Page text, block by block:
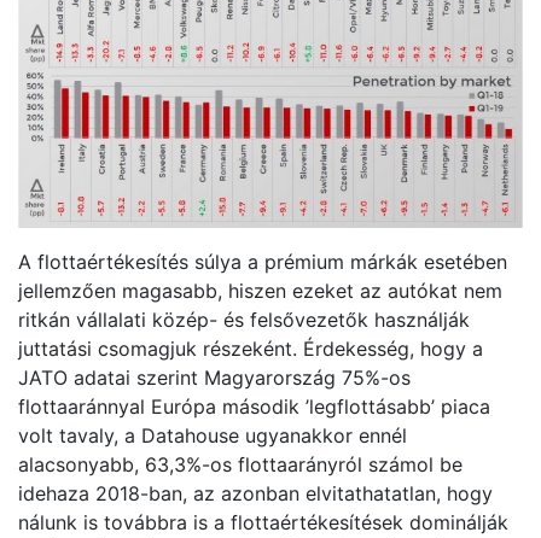
A flottaértékesítés súlya a prémium márkák esetében
jellemzően magasabb, hiszen ezeket az autókat nem
ritkán vállalati közép- és felsővezetők használják
juttatási csomagjuk részeként. Érdekesség, hogy a
JATO adatai szerint Magyarország 75%-os
flottaaránnyal Európa második ’legflottásabb’ piaca
volt tavaly, a Datahouse ugyanakkor ennél
alacsonyabb, 63,3%-os flottaarányról számol be
idehaza 2018-ban, az azonban elvitathatatlan, hogy
nálunk is továbbra is a flottaértékesítések dominálják